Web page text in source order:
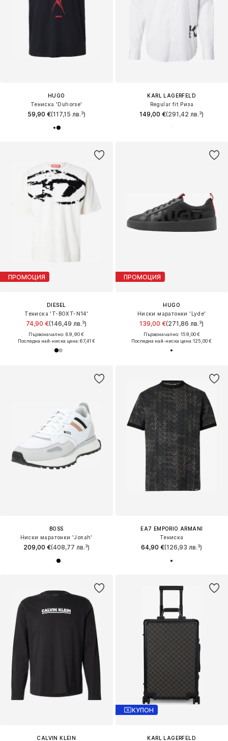
HUGO
Тениска 'Duhorse'
59,90 €(117,15 лв.³)
KARL LAGERFELD
Regular fit Риза
149,00 €(291,42 лв.³)
ПРОМОЦИЯ
DIESEL
Тениска 'T-BOXT-N14'
74,90 €(146,49 лв.³)
Първоначално: 89,90 €
Последна най-ниска цена:67,41 €
ПРОМОЦИЯ
HUGO
Ниски маратонки 'Lyde'
139,00 €(271,86 лв.³)
Първоначално: 159,00 €
Последна най-ниска цена:125,00 €
BOSS
Ниски маратонки 'Jonah'
209,00 €(408,77 лв.³)
EA7 EMPORIO ARMANI
Тениска
64,90 €(126,93 лв.³)
CALVIN KLEIN
КУПОН
KARL LAGERFELD